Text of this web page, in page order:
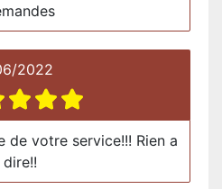
2022
de votre service!!! Rien a
dire!!